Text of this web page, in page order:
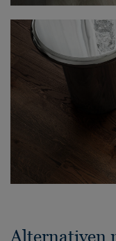
Alternativen